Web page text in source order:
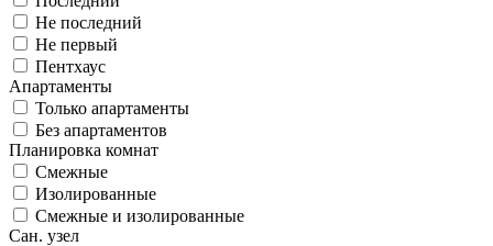
Не последний
Не первый
Пентхаус
Апартаменты
Только апартаменты
Без апартаментов
Планировка комнат
Смежные
Изолированные
Смежные и изолированные
Сан. узел